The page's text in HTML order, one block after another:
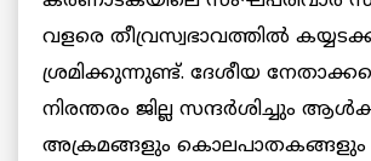
വളരെ തീവ്രസ്വഭാവത്തിൽ
ശ്രമിക്കുന്നുണ്ട്. ദേശീയ
നിരന്തരം ജില്ല സന്ദർശിച്ചും
അക്രമങ്ങളും കൊലപാതകങ്ങളും